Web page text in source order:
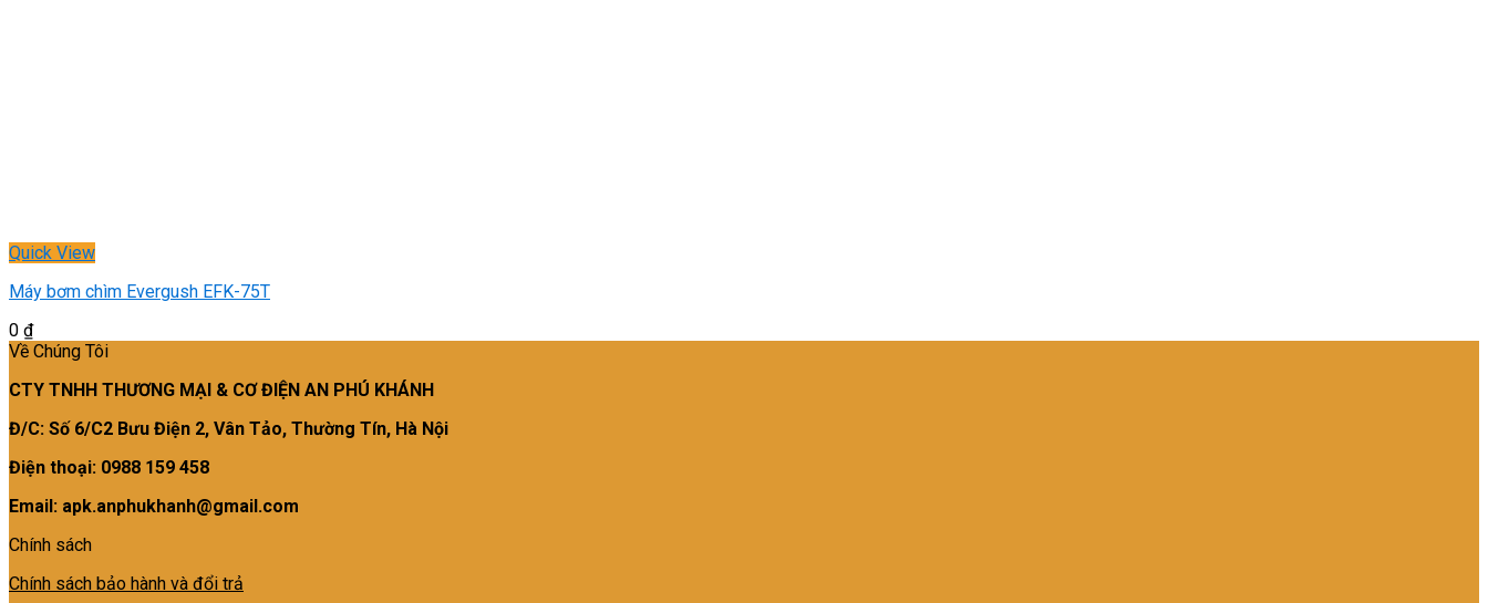
Quick View
Máy bơm chìm Evergush EFK-75T
0 ₫
Về Chúng Tôi
CTY TNHH THƯƠNG MẠI & CƠ ĐIỆN AN PHÚ KHÁNH
Đ/C: Số 6/C2 Bưu Điện 2, Vân Tảo, Thường Tín, Hà Nội
Điện thoại: 0988 159 458
Email: apk.anphukhanh@gmail.com
Chính sách
Chính sách bảo hành và đổi trả